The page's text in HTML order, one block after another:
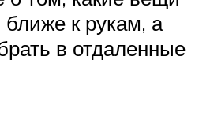
к рукам, а
в отдаленные